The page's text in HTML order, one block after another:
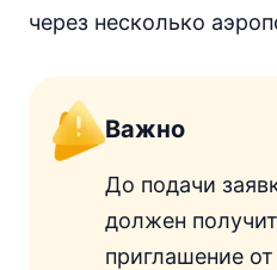
через несколько
Важно
До подачи
должен
приглашение